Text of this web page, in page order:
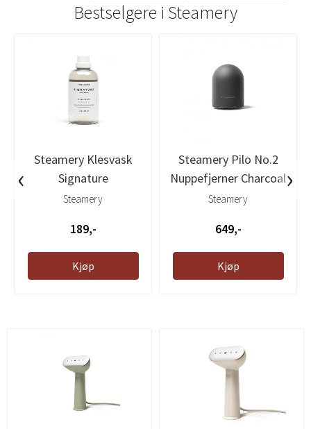
Bestselgere i Steamery
Steamery Klesvask
Signature
Steamery
189,-
Kjøp
Steamery Pilo No.2
Nuppefjerner Charcoal
Steamery
649,-
Kjøp
‹ ›